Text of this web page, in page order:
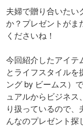
夫婦で贈り合いたい
か？プレゼントがま
くださいね！
今回紹介したアイテ
とライフスタイルを
ング by ビームス）
ュアルからビジネス
り扱っているので
んなのプレゼント